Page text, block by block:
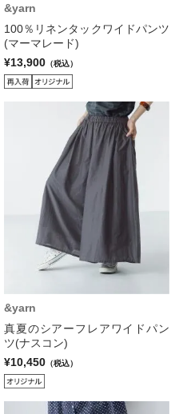
&yarn
100％リネンタックワイドパンツ
(マーマレード)
¥13,900 （税込）
&yarn
真夏のシアーフレアワイドパン
ツ(ナスコン)
¥10,450 （税込）